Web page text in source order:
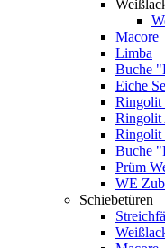
Macore
Limba
Buche
Eiche
Ringolit
Ringolit
Ringolit
Buche
Prüm
WE
Schiebetüren